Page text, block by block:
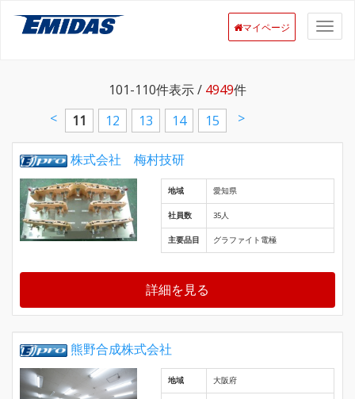
マイページ
101-110件表示 / 4949件
<
11 12 13 14 15 >
株式会社 梅村技研
地域 愛知県
社員数 35人
主要品目 グラファイト電極
詳細を見る
熊野合成株式会社
地域 大阪府